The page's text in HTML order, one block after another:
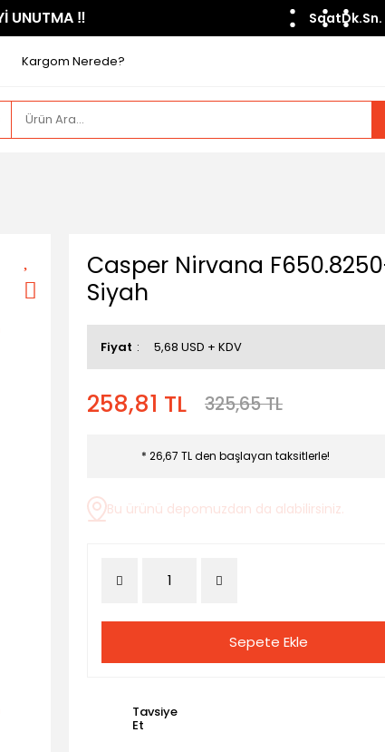
UNUTMA ​‼️​ SaatDk.Sn.
Kargom Nerede?
Casper Nirvana
Siyah
Fiyat 5,68 USD + KDV
258,81 TL 325,65 TL
* 26,67 TL den başlayan taksitlerle!
Bu ürünü depomuzdan da alabilirsiniz.
Sepete Ekle
Tavsiye
Et